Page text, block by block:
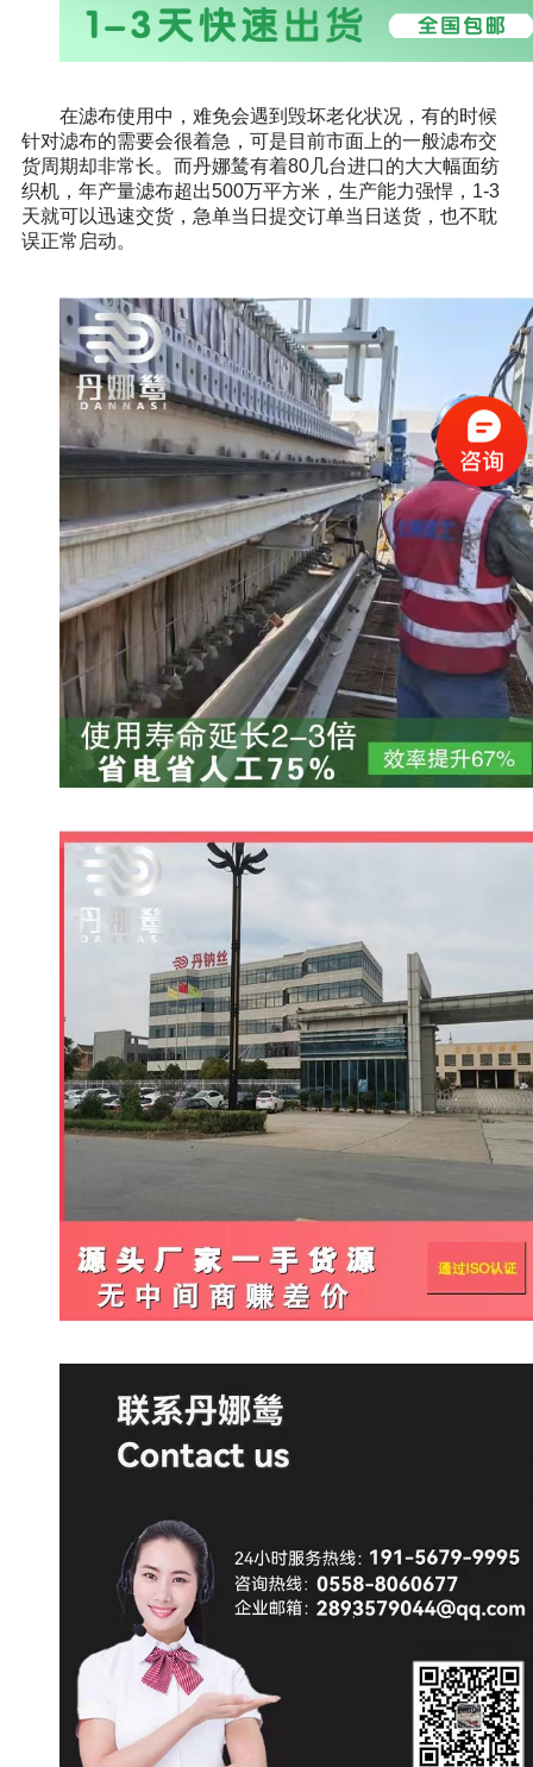
在滤布使用中，难免会遇到毁坏老化状况，有的时候
针对滤布的需要会很着急，可是目前市面上的一般滤布交
货周期却非常长。而丹娜鸶有着80几台进口的大大幅面纺
织机，年产量滤布超出500万平方米，生产能力强悍，1-3
天就可以迅速交货，急单当日提交订单当日送货，也不耽
误正常启动。